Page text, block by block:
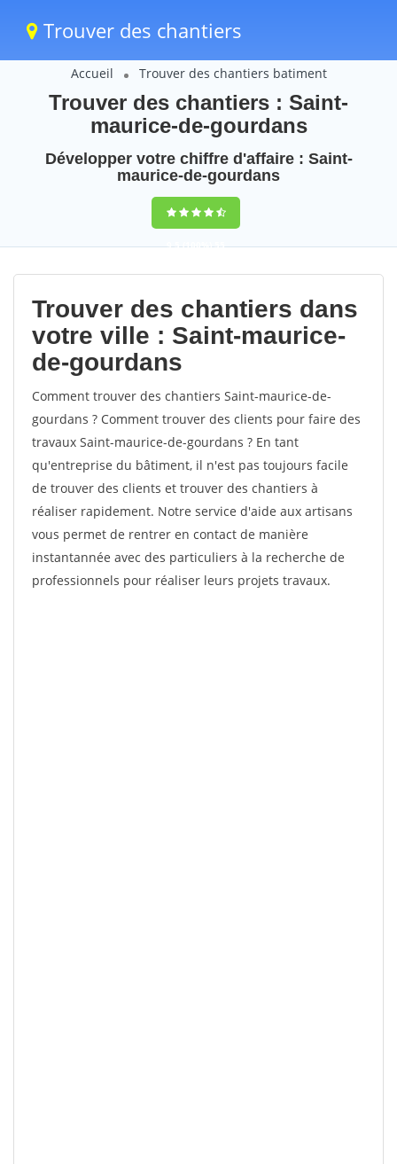
Trouver des chantiers
Accueil Trouver des chantiers batiment
Trouver des chantiers : Saint-
maurice-de-gourdans
Développer votre chiffre d'affaire : Saint-
maurice-de-gourdans
9,5(100%)55
votes
Trouver des chantiers dans
votre ville : Saint-maurice-
de-gourdans
Comment trouver des chantiers Saint-maurice-de-
gourdans ? Comment trouver des clients pour faire des
travaux Saint-maurice-de-gourdans ? En tant
qu'entreprise du bâtiment, il n'est pas toujours facile
de trouver des clients et trouver des chantiers à
réaliser rapidement. Notre service d'aide aux artisans
vous permet de rentrer en contact de manière
instantannée avec des particuliers à la recherche de
professionnels pour réaliser leurs projets travaux.